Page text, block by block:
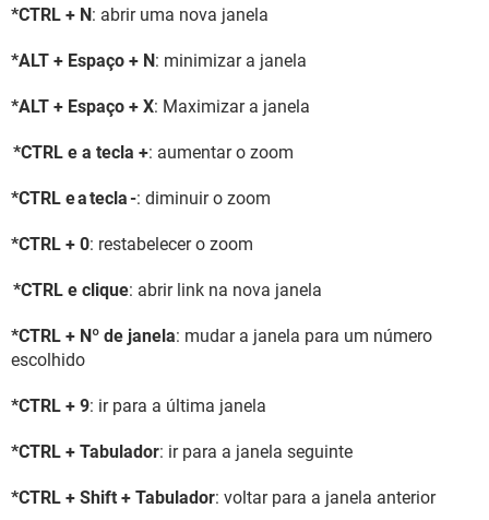
*CTRL + N: abrir uma nova janela
*ALT + Espaço + N: minimizar a janela
*ALT + Espaço + X: Maximizar a janela
*CTRL e a tecla +: aumentar o zoom
*CTRL e a tecla -: diminuir o zoom
*CTRL + 0: restabelecer o zoom
*CTRL e clique: abrir link na nova janela
*CTRL + Nº de janela: mudar a janela para um número
escolhido
*CTRL + 9: ir para a última janela
*CTRL + Tabulador: ir para a janela seguinte
*CTRL + Shift + Tabulador: voltar para a janela anterior